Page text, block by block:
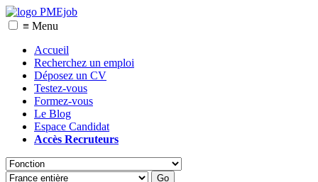
≡ Menu
Accueil
Recherchez un emploi
Déposez un CV
Testez-vous
Formez-vous
Le Blog
Espace Candidat
Accès Recruteurs